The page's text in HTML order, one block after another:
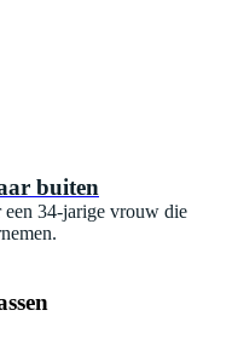
buiten
34-jarige vrouw die